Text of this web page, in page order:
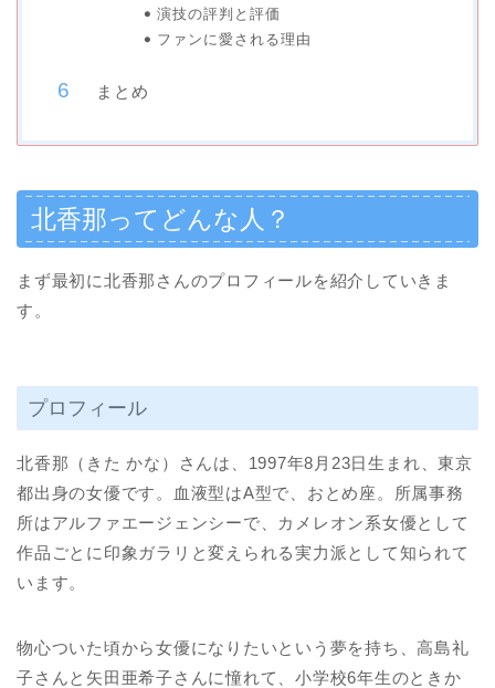
演技の評判と評価
ファンに愛される理由
まとめ
北香那ってどんな人？
まず最初に北香那さんのプロフィールを紹介していきま
す。
プロフィール
北香那（きた かな）さんは、1997年8月23日生まれ、東京
都出身の女優です。血液型はA型で、おとめ座。所属事務
所はアルファエージェンシーで、カメレオン系女優として
作品ごとに印象ガラリと変えられる実力派として知られて
います。
物心ついた頃から女優になりたいという夢を持ち、高島礼
子さんと矢田亜希子さんに憧れて、小学校6年生のときか